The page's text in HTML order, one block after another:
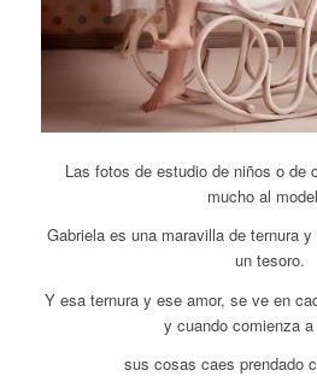
Las fotos de estudio de niños o de
mucho al
Gabriela es una maravilla de ternura
un tesoro.
Y esa ternura y ese amor, se ve en
y cuando comienza
sus cosas caes prendado